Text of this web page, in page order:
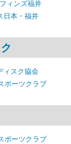
ィンズ福井
日本・福井
ィスク協会
ポーツクラブ
ポーツクラブ